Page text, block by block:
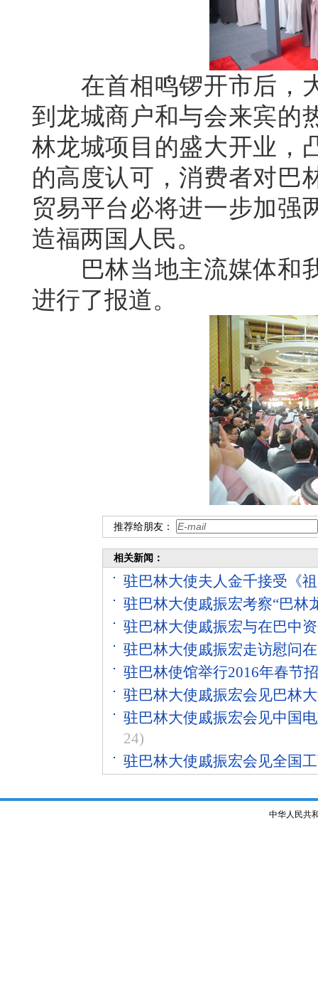
在首相鸣锣开市后，大
到龙城商户和与会来宾的
林龙城项目的盛大开业，
的高度认可，消费者对巴
贸易平台必将进一步加强
造福两国人民。
巴林当地主流媒体和我
进行了报道。
推荐给朋友：
相关新闻：
驻巴林大使夫人金千接受《
驻巴林大使戚振宏考察“巴林
驻巴林大使戚振宏与在巴中
驻巴林大使戚振宏走访慰问
驻巴林使馆举行2016年春节
驻巴林大使戚振宏会见巴林
驻巴林大使戚振宏会见中国
24)
驻巴林大使戚振宏会见全国
中华人民共